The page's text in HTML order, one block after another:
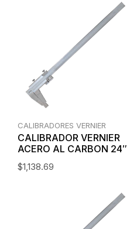
CALIBRADORES VERNIER
CALIBRADOR VERNIER
ACERO AL CARBON 24″
$1,138.69